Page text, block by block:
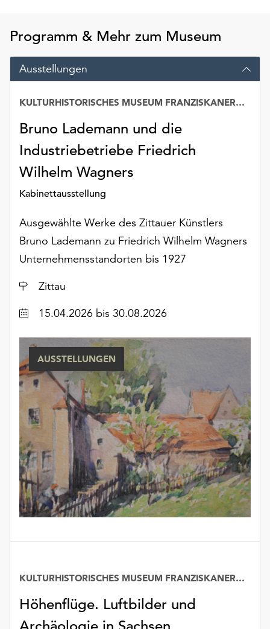
Weitere
Informationen
finden
Sie
in
unserer
oder
Impressum
Programm & Mehr zum Museum
Ausstellungen
Bruno Lademann und die
Industriebetriebe Friedrich
Wilhelm Wagners
Kabinettausstellung
KULTURHISTORISCHES MUSEUM FRANZISKANERKLOSTER
Ausgewählte Werke des Zittauer Künstlers
Bruno Lademann zu Friedrich Wilhelm Wagners
Unternehmensstandorten bis 1927
Ort
Zittau
Datum15.04.2026 bis 30.08.2026
AUSSTELLUNGEN
Höhenflüge. Luftbilder und
KULTURHISTORISCHES MUSEUM FRANZISKANERKLOSTER